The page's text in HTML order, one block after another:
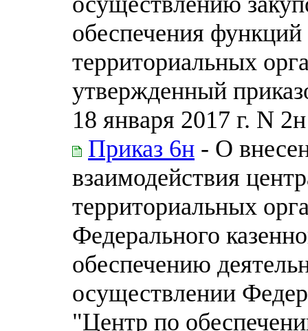
обеспечения функций
территориальных
утвержденный
18 января 2017 г. N 2н
Приказ 6н - О
взаимодействия
территориальных
Федерального
обеспечению
осуществлении
"Центр по